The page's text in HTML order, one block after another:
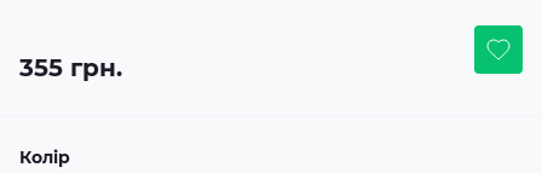
355 грн.
Колір